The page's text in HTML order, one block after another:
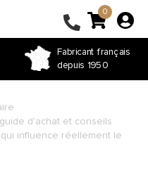
Fabricant français
depuis 1950
0
d'achat et conseils
influence réellement le